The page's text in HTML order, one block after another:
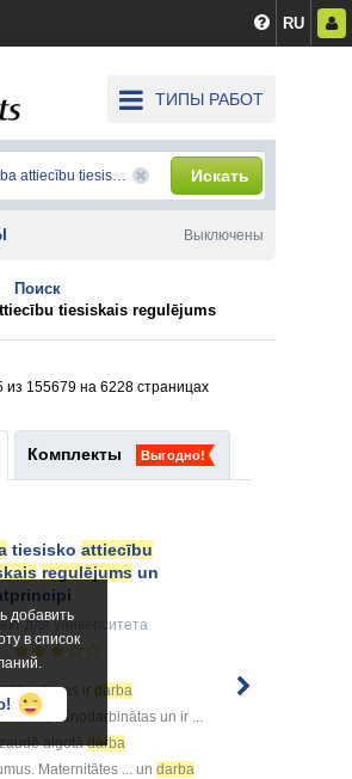
RU
ТИПЫ РАБОТ
Искать
Поиск
tiesiskais regulējums
из 155679 на 6228 страницах
Комплекты Выгодно!
добавить
в список
tiesisko attiecību
regulējums un
для университета
kuras ir darba
, pašnodarbinātas un ir ...
algotādarba
Maternitātes ... un darba
Выключены